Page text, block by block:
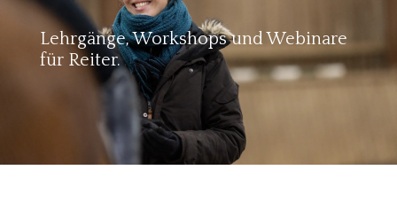
Lehrgänge, Workshops und Webinare
für Reiter.